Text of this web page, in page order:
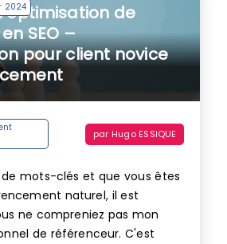
2024
de
SEO –
pour client novice
par Hugo ESSIQUE
de mots-clés et que vous êtes
naturel, il est
ne compreniez pas mon
de référenceur. C'est